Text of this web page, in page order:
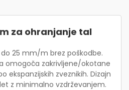
za ohranjanje tal
25 mm/m brez poškodbe.
omogoča zakrivljene/okotane
ekspanzijskih zveznikih. Dizajn
z minimalno vzdrževanjem.